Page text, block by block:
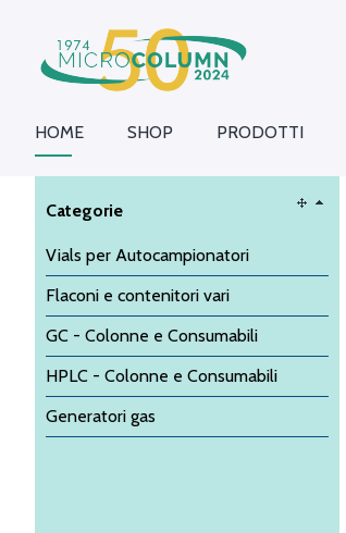
HOME SHOP PRODOTTI
Categorie
Vials per Autocampionatori
Flaconi e contenitori vari
GC - Colonne e Consumabili
HPLC - Colonne e Consumabili
Generatori gas